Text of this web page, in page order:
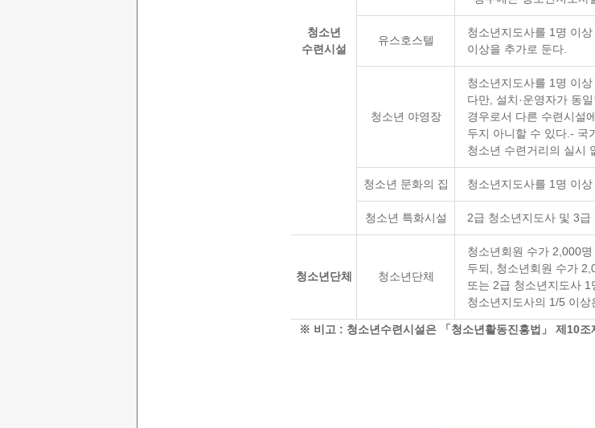
청소년
수련시설
유스호스텔
청소년지도사를 1명 이
이상을 추가로 둔다.
청소년 야영장
청소년지도사를 1명 이상
다만, 설치·운영자가 동
경우로서 다른 수련시설
두지 아니할 수 있다.- 국
청소년 수련거리의 실시
청소년 문화의 집 청소년지도사를 1명 이상
청소년 특화시설 2급 청소년지도사 및 3
청소년단체 청소년단체
청소년회원 수가 2,000
두되, 청소년회원 수가
또는 2급 청소년지도사
청소년지도사의 1/5 이상
※ 비고 : 청소년수련시설은 「청소년활동진흥법」 제10